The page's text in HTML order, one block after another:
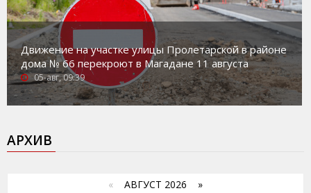
Движение на участке улицы Пролетарской в районе
дома № 66 перекроют в Магадане 11 августа
05-авг, 09:39
АРХИВ
« АВГУСТ 2026 »